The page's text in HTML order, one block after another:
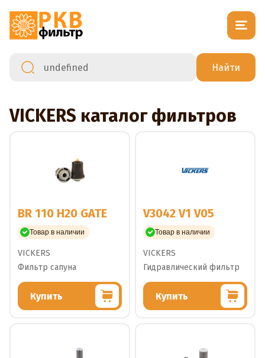
VICKERS каталог фильтров
BR 110 H20 GATE
Товар в наличии
VICKERS
Фильтр сапуна
Купить
V3042 V1 V05
Товар в наличии
VICKERS
Гидравлический фильтр
Купить